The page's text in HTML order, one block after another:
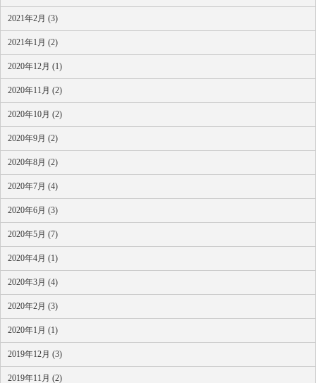
2021年2月 (3)
2021年1月 (2)
2020年12月 (1)
2020年11月 (2)
2020年10月 (2)
2020年9月 (2)
2020年8月 (2)
2020年7月 (4)
2020年6月 (3)
2020年5月 (7)
2020年4月 (1)
2020年3月 (4)
2020年2月 (3)
2020年1月 (1)
2019年12月 (3)
2019年11月 (2)